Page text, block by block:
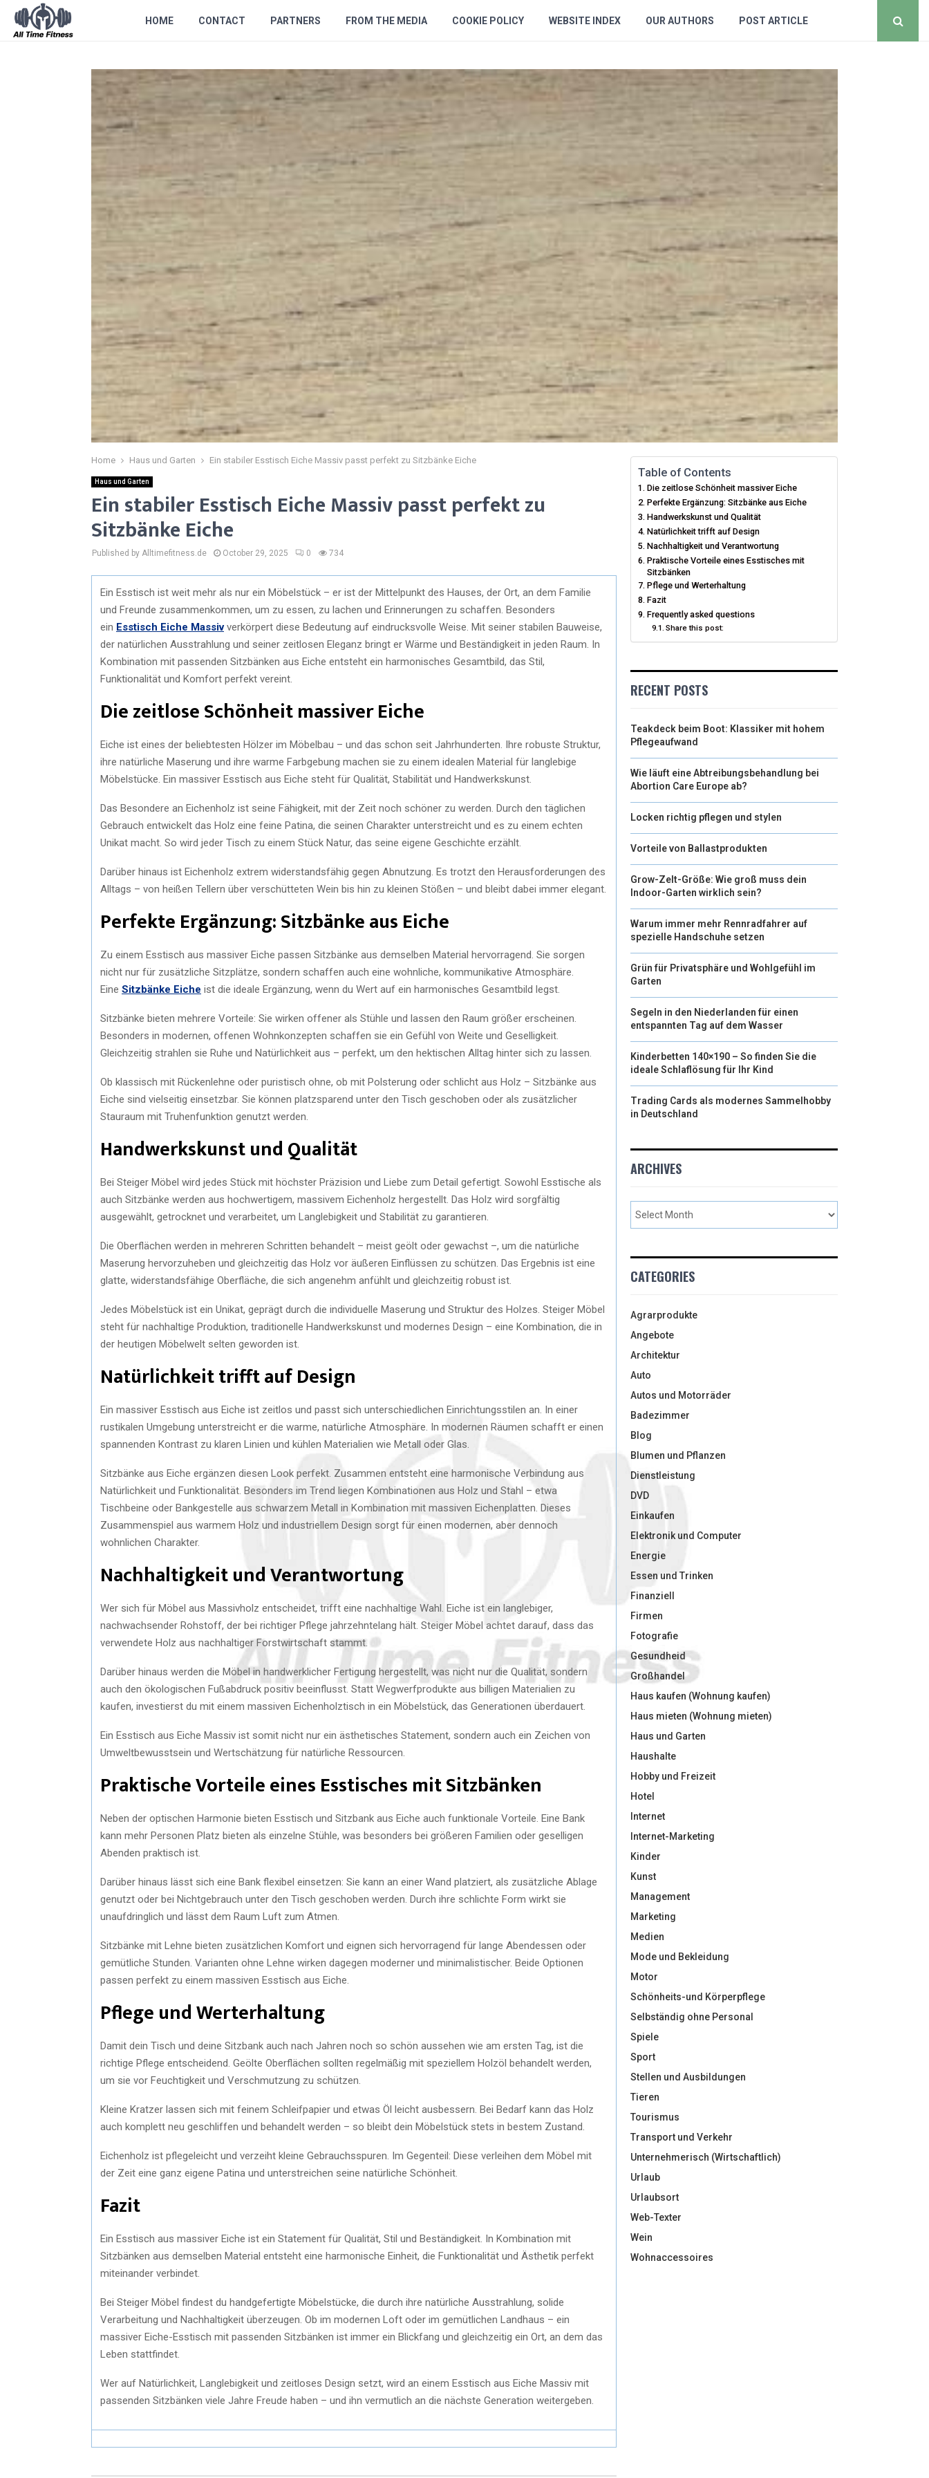
HOME CONTACT PARTNERS FROM THE MEDIA COOKIE POLICY WEBSITE INDEX OUR AUTHORS POST ARTICLE
Home Haus und Garten Ein stabiler Esstisch Eiche Massiv passt perfekt zu Sitzbänke Eiche
Haus und Garten
Ein stabiler Esstisch Eiche Massiv passt perfekt zu
Sitzbänke Eiche
Published by Alltimefitness.de October 29, 2025 0 734
Ein Esstisch ist weit mehr als nur ein Möbelstück – er ist der Mittelpunkt des Hauses, der Ort, an dem Familie
und Freunde zusammenkommen, um zu essen, zu lachen und Erinnerungen zu schaffen. Besonders
ein Esstisch Eiche Massivverkörpert diese Bedeutung auf eindrucksvolle Weise. Mit seiner stabilen Bauweise,
der natürlichen Ausstrahlung und seiner zeitlosen Eleganz bringt er Wärme und Beständigkeit in jeden Raum. In
Kombination mit passenden Sitzbänken aus Eiche entsteht ein harmonisches Gesamtbild, das Stil,
Funktionalität und Komfort perfekt vereint.
Die zeitlose Schönheit massiver Eiche
Eiche ist eines der beliebtesten Hölzer im Möbelbau – und das schon seit Jahrhunderten. Ihre robuste Struktur,
ihre natürliche Maserung und ihre warme Farbgebung machen sie zu einem idealen Material für langlebige
Möbelstücke. Ein massiver Esstisch aus Eiche steht für Qualität, Stabilität und Handwerkskunst.
Das Besondere an Eichenholz ist seine Fähigkeit, mit der Zeit noch schöner zu werden. Durch den täglichen
Gebrauch entwickelt das Holz eine feine Patina, die seinen Charakter unterstreicht und es zu einem echten
Unikat macht. So wird jeder Tisch zu einem Stück Natur, das seine eigene Geschichte erzählt.
Darüber hinaus ist Eichenholz extrem widerstandsfähig gegen Abnutzung. Es trotzt den Herausforderungen des
Alltags – von heißen Tellern über verschütteten Wein bis hin zu kleinen Stößen – und bleibt dabei immer elegant.
Perfekte Ergänzung: Sitzbänke aus Eiche
Zu einem Esstisch aus massiver Eiche passen Sitzbänke aus demselben Material hervorragend. Sie sorgen
nicht nur für zusätzliche Sitzplätze, sondern schaffen auch eine wohnliche, kommunikative Atmosphäre.
Eine Sitzbänke Eiche ist die ideale Ergänzung, wenn du Wert auf ein harmonisches Gesamtbild legst.
Sitzbänke bieten mehrere Vorteile: Sie wirken offener als Stühle und lassen den Raum größer erscheinen.
Besonders in modernen, offenen Wohnkonzepten schaffen sie ein Gefühl von Weite und Geselligkeit.
Gleichzeitig strahlen sie Ruhe und Natürlichkeit aus – perfekt, um den hektischen Alltag hinter sich zu lassen.
Ob klassisch mit Rückenlehne oder puristisch ohne, ob mit Polsterung oder schlicht aus Holz – Sitzbänke aus
Eiche sind vielseitig einsetzbar. Sie können platzsparend unter den Tisch geschoben oder als zusätzlicher
Stauraum mit Truhenfunktion genutzt werden.
Handwerkskunst und Qualität
Bei Steiger Möbel wird jedes Stück mit höchster Präzision und Liebe zum Detail gefertigt. Sowohl Esstische als
auch Sitzbänke werden aus hochwertigem, massivem Eichenholz hergestellt. Das Holz wird sorgfältig
ausgewählt, getrocknet und verarbeitet, um Langlebigkeit und Stabilität zu garantieren.
Die Oberflächen werden in mehreren Schritten behandelt – meist geölt oder gewachst –, um die natürliche
Maserung hervorzuheben und gleichzeitig das Holz vor äußeren Einflüssen zu schützen. Das Ergebnis ist eine
glatte, widerstandsfähige Oberfläche, die sich angenehm anfühlt und gleichzeitig robust ist.
Jedes Möbelstück ist ein Unikat, geprägt durch die individuelle Maserung und Struktur des Holzes. Steiger Möbel
steht für nachhaltige Produktion, traditionelle Handwerkskunst und modernes Design – eine Kombination, die in
der heutigen Möbelwelt selten geworden ist.
Natürlichkeit trifft auf Design
Ein massiver Esstisch aus Eiche ist zeitlos und passt sich unterschiedlichen Einrichtungsstilen an. In einer
rustikalen Umgebung unterstreicht er die warme, natürliche Atmosphäre. In modernen Räumen schafft er einen
spannenden Kontrast zu klaren Linien und kühlen Materialien wie Metall oder Glas.
Sitzbänke aus Eiche ergänzen diesen Look perfekt. Zusammen entsteht eine harmonische Verbindung aus
Natürlichkeit und Funktionalität. Besonders im Trend liegen Kombinationen aus Holz und Stahl – etwa
Tischbeine oder Bankgestelle aus schwarzem Metall in Kombination mit massiven Eichenplatten. Dieses
Zusammenspiel aus warmem Holz und industriellem Design sorgt für einen modernen, aber dennoch
wohnlichen Charakter.
Nachhaltigkeit und Verantwortung
Wer sich für Möbel aus Massivholz entscheidet, trifft eine nachhaltige Wahl. Eiche ist ein langlebiger,
nachwachsender Rohstoff, der bei richtiger Pflege jahrzehntelang hält. Steiger Möbel achtet darauf, dass das
verwendete Holz aus nachhaltiger Forstwirtschaft stammt.
Darüber hinaus werden die Möbel in handwerklicher Fertigung hergestellt, was nicht nur die Qualität, sondern
auch den ökologischen Fußabdruck positiv beeinflusst. Statt Wegwerfprodukte aus billigen Materialien zu
kaufen, investierst du mit einem massiven Eichenholztisch in ein Möbelstück, das Generationen überdauert.
Ein Esstisch aus Eiche Massiv ist somit nicht nur ein ästhetisches Statement, sondern auch ein Zeichen von
Umweltbewusstsein und Wertschätzung für natürliche Ressourcen.
Praktische Vorteile eines Esstisches mit Sitzbänken
Neben der optischen Harmonie bieten Esstisch und Sitzbank aus Eiche auch funktionale Vorteile. Eine Bank
kann mehr Personen Platz bieten als einzelne Stühle, was besonders bei größeren Familien oder geselligen
Abenden praktisch ist.
Darüber hinaus lässt sich eine Bank flexibel einsetzen: Sie kann an einer Wand platziert, als zusätzliche Ablage
genutzt oder bei Nichtgebrauch unter den Tisch geschoben werden. Durch ihre schlichte Form wirkt sie
unaufdringlich und lässt dem Raum Luft zum Atmen.
Sitzbänke mit Lehne bieten zusätzlichen Komfort und eignen sich hervorragend für lange Abendessen oder
gemütliche Stunden. Varianten ohne Lehne wirken dagegen moderner und minimalistischer. Beide Optionen
passen perfekt zu einem massiven Esstisch aus Eiche.
Pflege und Werterhaltung
Damit dein Tisch und deine Sitzbank auch nach Jahren noch so schön aussehen wie am ersten Tag, ist die
richtige Pflege entscheidend. Geölte Oberflächen sollten regelmäßig mit speziellem Holzöl behandelt werden,
um sie vor Feuchtigkeit und Verschmutzung zu schützen.
Kleine Kratzer lassen sich mit feinem Schleifpapier und etwas Öl leicht ausbessern. Bei Bedarf kann das Holz
auch komplett neu geschliffen und behandelt werden – so bleibt dein Möbelstück stets in bestem Zustand.
Eichenholz ist pflegeleicht und verzeiht kleine Gebrauchsspuren. Im Gegenteil: Diese verleihen dem Möbel mit
der Zeit eine ganz eigene Patina und unterstreichen seine natürliche Schönheit.
Fazit
Ein Esstisch aus massiver Eiche ist ein Statement für Qualität, Stil und Beständigkeit. In Kombination mit
Sitzbänken aus demselben Material entsteht eine harmonische Einheit, die Funktionalität und Ästhetik perfekt
miteinander verbindet.
Bei Steiger Möbel findest du handgefertigte Möbelstücke, die durch ihre natürliche Ausstrahlung, solide
Verarbeitung und Nachhaltigkeit überzeugen. Ob im modernen Loft oder im gemütlichen Landhaus – ein
massiver Eiche-Esstisch mit passenden Sitzbänken ist immer ein Blickfang und gleichzeitig ein Ort, an dem das
Leben stattfindet.
Wer auf Natürlichkeit, Langlebigkeit und zeitloses Design setzt, wird an einem Esstisch aus Eiche Massiv mit
passenden Sitzbänken viele Jahre Freude haben – und ihn vermutlich an die nächste Generation weitergeben.
Table of Contents
Die zeitlose Schönheit massiver Eiche
Perfekte Ergänzung: Sitzbänke aus Eiche
Handwerkskunst und Qualität
Natürlichkeit trifft auf Design
Nachhaltigkeit und Verantwortung
Praktische Vorteile eines Esstisches mit
Sitzbänken
Pflege und Werterhaltung
Fazit
Frequently asked questions
Share this post:
RECENT POSTS
Teakdeck beim Boot: Klassiker mit hohem
Pflegeaufwand
Wie läuft eine Abtreibungsbehandlung bei
Abortion Care Europe ab?
Locken richtig pflegen und stylen
Vorteile von Ballastprodukten
Grow-Zelt-Größe: Wie groß muss dein
Indoor-Garten wirklich sein?
Warum immer mehr Rennradfahrer auf
spezielle Handschuhe setzen
Grün für Privatsphäre und Wohlgefühl im
Garten
Segeln in den Niederlanden für einen
entspannten Tag auf dem Wasser
Kinderbetten 140×190 – So finden Sie die
ideale Schlaflösung für Ihr Kind
Trading Cards als modernes Sammelhobby
in Deutschland
ARCHIVES
CATEGORIES
Agrarprodukte
Angebote
Architektur
Auto
Autos und Motorräder
Badezimmer
Blog
Blumen und Pflanzen
Dienstleistung
DVD
Einkaufen
Elektronik und Computer
Energie
Essen und Trinken
Finanziell
Firmen
Fotografie
Gesundheid
Großhandel
Haus kaufen (Wohnung kaufen)
Haus mieten (Wohnung mieten)
Haus und Garten
Haushalte
Hobby und Freizeit
Hotel
Internet
Internet-Marketing
Kinder
Kunst
Management
Marketing
Medien
Mode und Bekleidung
Motor
Schönheits-und Körperpflege
Selbständig ohne Personal
Spiele
Sport
Stellen und Ausbildungen
Tieren
Tourismus
Transport und Verkehr
Unternehmerisch (Wirtschaftlich)
Urlaub
Urlaubsort
Web-Texter
Wein
Wohnaccessoires